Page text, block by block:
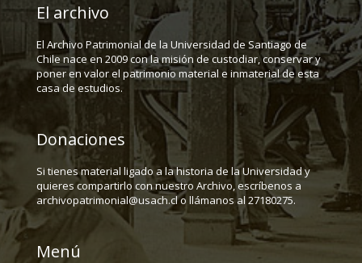
El archivo
El Archivo Patrimonial de la Universidad de Santiago de
Chile nace en 2009 con la misión de custodiar, conservar y
poner en valor el patrimonio material e inmaterial de esta
casa de estudios.
Donaciones
Si tienes material ligado a la historia de la Universidad y
quieres compartirlo con nuestro Archivo, escríbenos a
archivopatrimonial@usach.cl o llámanos al 27180275.
Menú